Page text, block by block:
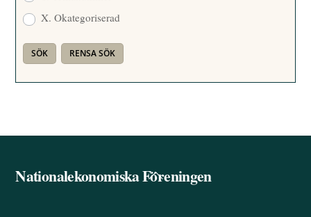
X. Okategoriserad
Back
Nationalekonomiska Föreningen